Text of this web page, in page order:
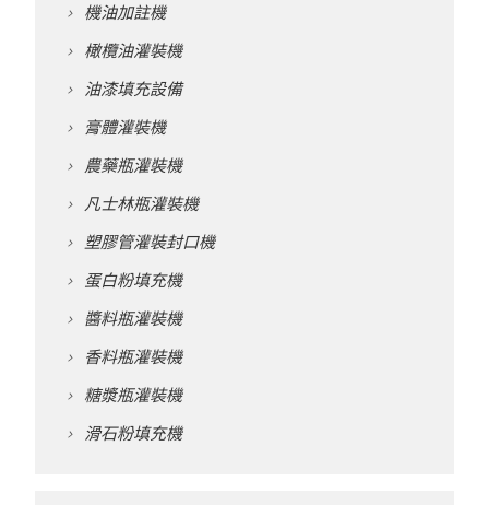
機油加註機
橄欖油灌裝機
油漆填充設備
膏體灌裝機
農藥瓶灌裝機
凡士林瓶灌裝機
塑膠管灌裝封口機
蛋白粉填充機
醬料瓶灌裝機
香料瓶灌裝機
糖漿瓶灌裝機
滑石粉填充機